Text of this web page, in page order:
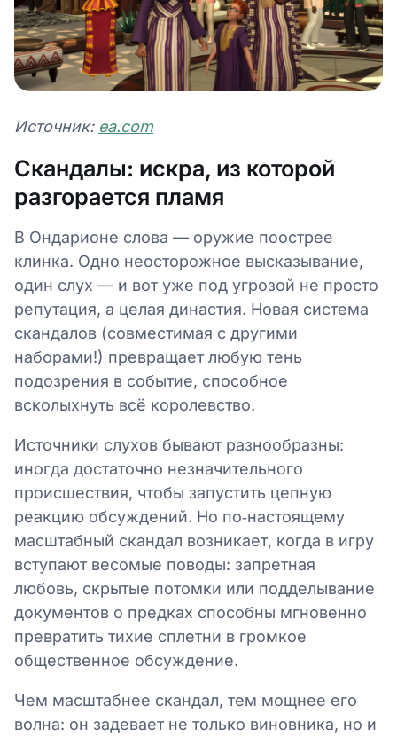
Источник: ea.com
Скандалы: искра, из которой
разгорается пламя
В Ондарионе слова — оружие поострее
клинка. Одно неосторожное высказывание,
один слух — и вот уже под угрозой не просто
репутация, а целая династия. Новая система
скандалов (совместимая с другими
наборами!) превращает любую тень
подозрения в событие, способное
всколыхнуть всё королевство.
Источники слухов бывают разнообразны:
иногда достаточно незначительного
происшествия, чтобы запустить цепную
реакцию обсуждений. Но по‑настоящему
масштабный скандал возникает, когда в игру
вступают весомые поводы: запретная
любовь, скрытые потомки или подделывание
документов о предках способны мгновенно
превратить тихие сплетни в громкое
общественное обсуждение.
Чем масштабнее скандал, тем мощнее его
волна: он задевает не только виновника, но и